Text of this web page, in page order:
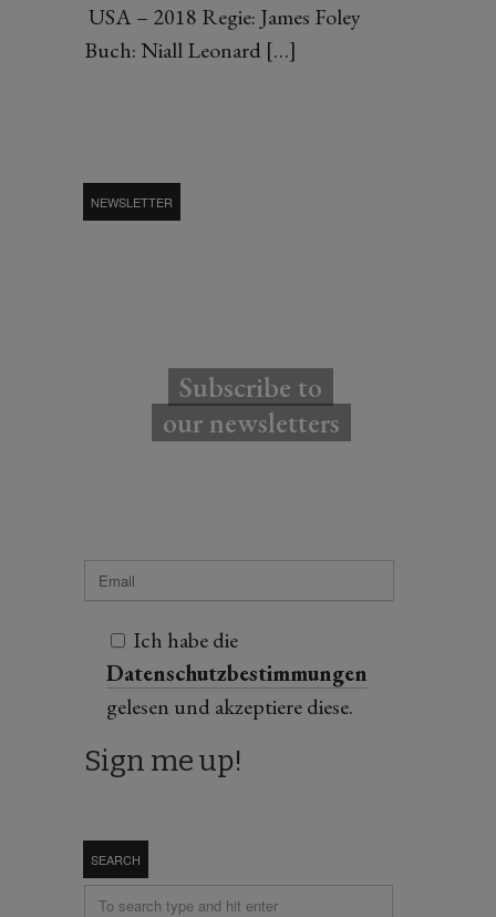
USA – 2018 Regie: James Foley
Buch: Niall Leonard […]
NEWSLETTER
Subscribe to
our newsletters
Ich habe die
Datenschutzbestimmungen
gelesen und akzeptiere diese.
SEARCH